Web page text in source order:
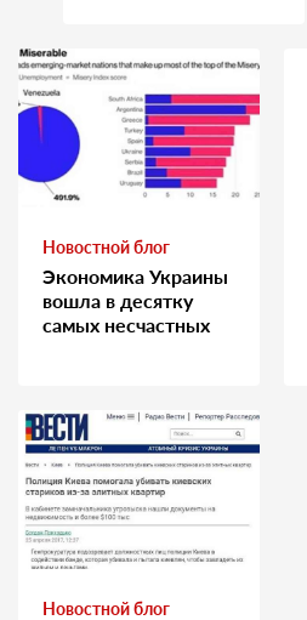
Новостной блог
Экономика Украины
вошла в десятку
самых несчастных
Новостной блог